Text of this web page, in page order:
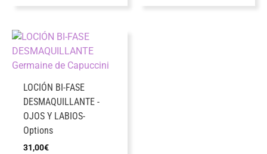
LOCIÓN BI-FASE
DESMAQUILLANTE -
OJOS Y LABIOS-
Options
31,00€